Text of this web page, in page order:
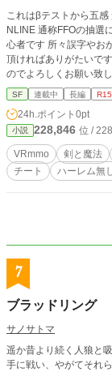
これはβテストから五
NLINE 通称FFOの抽選に
心者です 所々誤字やお
頂ければありがたいで
のでよろしくお願い致
って変わるのでよろし
ない...) 尚現在夏休みが
くなっており 修正作業
にと申し訳ない
SF 連載中 長編 R15
24h.ポイント 0pt
小説 228,846 位 /
VRmmo 剣と魔法
チート
ハーレム無
7
ブラッドリング
サノサトマ
遥か昔より続く人狼と
手に戦い、やがてそれ